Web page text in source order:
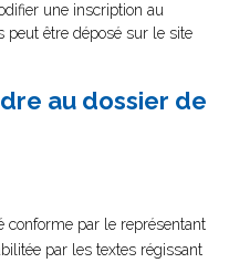
une inscription au
peut être déposé sur le site
au dossier de
conforme par le représentant
par les textes régissant